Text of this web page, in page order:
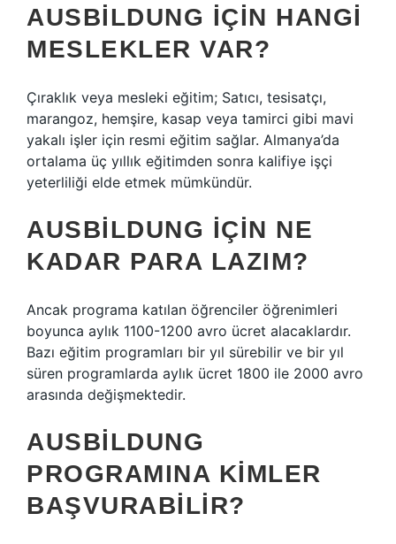
AUSBILDUNG IÇIN HANGI
MESLEKLER VAR?
Çıraklık veya mesleki eğitim; Satıcı, tesisatçı,
marangoz, hemşire, kasap veya tamirci gibi mavi
yakalı işler için resmi eğitim sağlar. Almanya’da
ortalama üç yıllık eğitimden sonra kalifiye işçi
yeterliliği elde etmek mümkündür.
AUSBILDUNG IÇIN NE
KADAR PARA LAZIM?
Ancak programa katılan öğrenciler öğrenimleri
boyunca aylık 1100-1200 avro ücret alacaklardır.
Bazı eğitim programları bir yıl sürebilir ve bir yıl
süren programlarda aylık ücret 1800 ile 2000 avro
arasında değişmektedir.
AUSBILDUNG
PROGRAMINA KIMLER
BAŞVURABILIR?